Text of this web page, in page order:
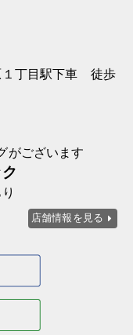
１丁目駅下車 徒歩
がございます
店舗情報を見る